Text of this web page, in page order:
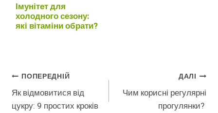
Імунітет для
холодного сезону:
які вітаміни обрати?
Навігація
Записів
ПОПЕРЕДНІЙ
Як відмовитися від
цукру: 9 простих кроків
ДАЛІ
Чим корисні регулярні
прогулянки?